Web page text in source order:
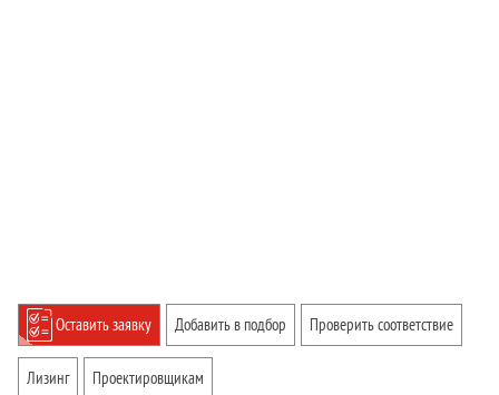
Оставить заявку Добавить в подбор Проверить соответствие
Лизинг Проектировщикам